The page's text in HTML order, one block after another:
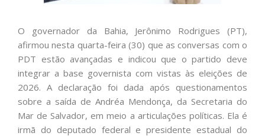
O governador da Bahia, Jerônimo Rodrigues (PT),
afirmou nesta quarta-feira (30) que as conversas com o
PDT estão avançadas e indicou que o partido deve
integrar a base governista com vistas às eleições de
2026. A declaração foi dada após questionamentos
sobre a saída de Andréa Mendonça, da Secretaria do
Mar de Salvador, em meio a articulações políticas. Ela é
irmã do deputado federal e presidente estadual do